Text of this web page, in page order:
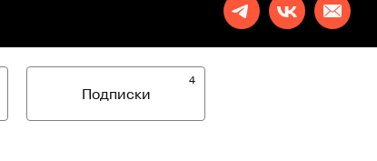
4
Подписки